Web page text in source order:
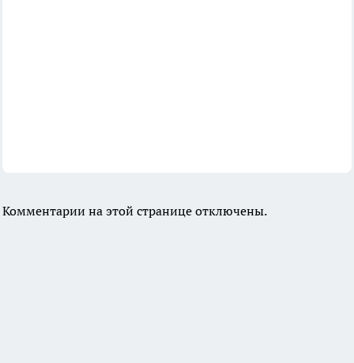
Комментарии на этой странице отключены.